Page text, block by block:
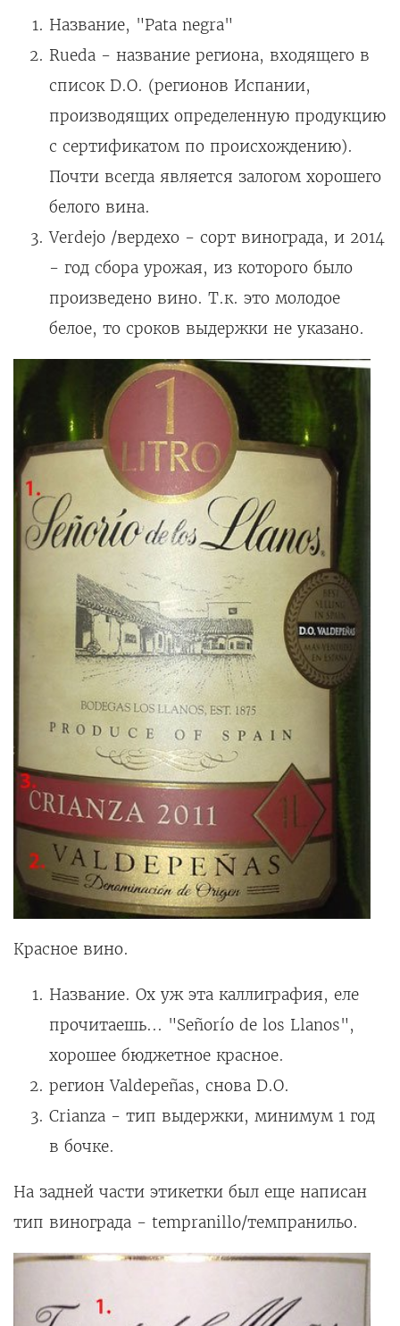
Название, "Pata negra"
Rueda - название региона, входящего в
список D.O. (регионов Испании,
производящих определенную продукцию
с сертификатом по происхождению).
Почти всегда является залогом хорошего
белого вина.
Verdejo /вердехо - сорт винограда, и 2014
- год сбора урожая, из которого было
произведено вино. Т.к. это молодое
белое, то сроков выдержки не указано.
Красное вино.
Название. Ох уж эта каллиграфия, еле
прочитаешь... "Señorío de los Llanos",
хорошее бюджетное красное.
регион Valdepeñas, снова D.O.
Crianza - тип выдержки, минимум 1 год
в бочке.
На задней части этикетки был еще написан
тип винограда - tempranillo/темпранильо.